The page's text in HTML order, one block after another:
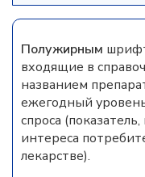
Полужирным
входящие в
названием
ежегодный
спроса
интереса
лекарстве).